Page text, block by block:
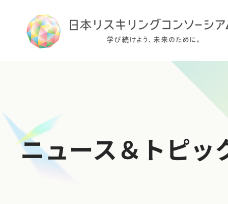
ログイン
ニュース＆トピッ